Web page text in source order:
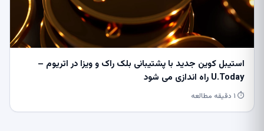
استیبل کوین جدید با پشتیبانی بلک راک و ویزا در اتریوم –
U.Today راه اندازی می شود
⏱ ۱ دقیقه مطالعه